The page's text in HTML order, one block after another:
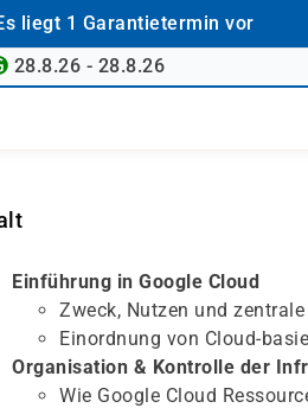
liegt 1 Garantietermin vor
28.8.26 - 28.8.26
Einführung in Google Cloud
Zweck, Nutzen und
Einordnung von Cloud-
Organisation & Kontrolle der
Wie Google Cloud